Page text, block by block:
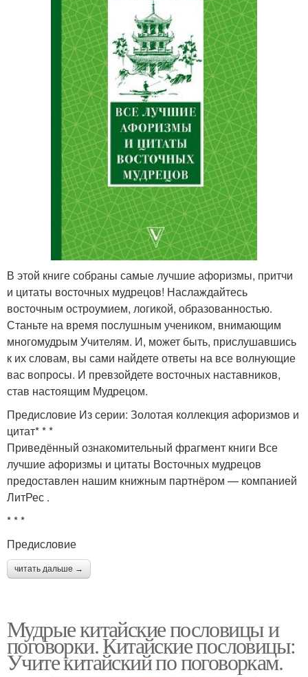
В этой книге собраны самые лучшие афоризмы, притчи
и цитаты восточных мудрецов! Наслаждайтесь
восточным остроумием, логикой, образованностью.
Станьте на время послушным учеником, внимающим
многомудрым Учителям. И, может быть, прислушавшись
к их словам, вы сами найдете ответы на все волнующие
вас вопросы. И превзойдете восточных наставников,
став настоящим Мудрецом.
Предисловие Из серии: Золотая коллекция афоризмов и
цитат* * *
Приведённый ознакомительный фрагмент книги Все
лучшие афоризмы и цитаты Восточных мудрецов
предоставлен нашим книжным партнёром — компанией
ЛитРес .
* * *
Предисловие
читать дальше →
Мудрые китайские пословицы и
поговорки. Китайские пословицы:
Учите китайский по поговоркам.